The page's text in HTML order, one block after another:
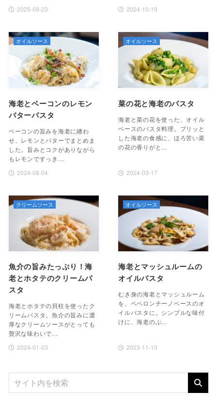
2025-09-23
2024-10-19
海老とベーコンのレモン
バターパスタ
ベーコンの旨みを海老に纏わ
せ、レモンとバターでまとめま
した。旨みとコクがありながら
もレモンですっき…
2024-08-04
オイルソース
菜の花と海老のパスタ
海老と菜の花を使った、オイル
ベースのパスタ料理。プリッと
した海老の食感に、ほろ苦い菜
の花の香りがと…
2024-03-17
オイルソース
魚介の旨みたっぷり！海
老とホタテのクリームパ
スタ
海老とホタテの貝柱を使ったク
リームパスタ。魚介の旨みに濃
厚なクリームソースがとっても
贅沢な味わいで…
2024-01-03
クリームソース
海老とマッシュルームの
オイルパスタ
むき身の海老とマッシュルーム
を、ペペロンチーノベースのオ
イルパスタに。シンプルな味付
けに、海老のぷ…
2023-11-10
オイルソース